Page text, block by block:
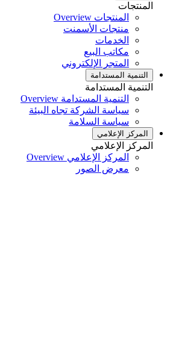
المنتجات
المنتجات Overview
منتجات الأسمنت
الخدمات
مكاتب البيع
المتجر الإلكتروني
التنمية المستدامة
التنمية المستدامة
التنمية المستدامة Overview
سياسة الشركة تجاه البيئة
سياسة السلامة
المركز الإعلامي
المركز الإعلامي
المركز الإعلامي Overview
معرض الصور